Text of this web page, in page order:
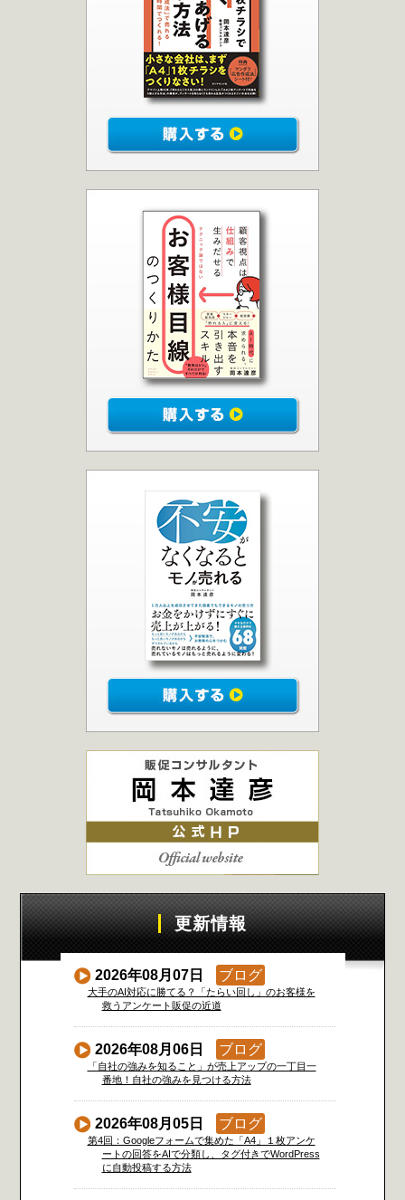
更新情報
2026年08月07日 ブログ
大手のAI対応に勝てる？「たらい回し」のお客様を
救うアンケート販促の近道
2026年08月06日 ブログ
「自社の強みを知ること」が売上アップの一丁目一
番地！自社の強みを見つける方法
2026年08月05日 ブログ
第4回：Googleフォームで集めた「A4」１枚アンケ
ートの回答をAIで分類し、タグ付きでWordPress
に自動投稿する方法